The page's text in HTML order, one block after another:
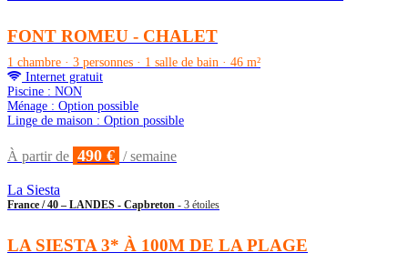
FONT ROMEU - CHALET
1 chambre · 3 personnes · 1 salle de bain · 46 m²
Internet gratuit
Piscine : NON
Ménage : Option possible
Linge de maison : Option possible
À partir de 490 € / semaine
La Siesta
France / 40 – LANDES - Capbreton - 3 étoiles
LA SIESTA 3* À 100M DE LA PLAGE